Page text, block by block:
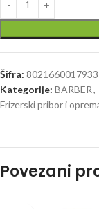
Šifra: 8021660017933
Kategorije: BARBER,
Frizerski pribor i
Povezani